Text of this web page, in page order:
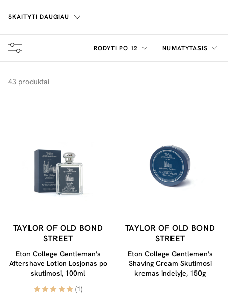
SKAITYTI DAUGIAU
RODYTI PO 12 NUMATYTASIS
43 produktai
TAYLOR OF OLD BOND
STREET
Eton College Gentleman's
Aftershave Lotion Losjonas po
skutimosi, 100ml
(1)
TAYLOR OF OLD BOND
STREET
Eton College Gentlemen's
Shaving Cream Skutimosi
kremas indelyje, 150g